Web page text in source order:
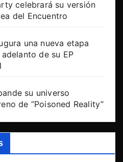
celebrará su versión
del Encuentro
una nueva etapa
de su EP
su universo
de “Poisoned Reality”